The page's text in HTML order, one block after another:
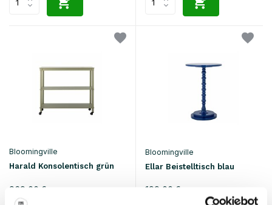
Bloomingville
Harald Konsolentisch grün
269.00 €
Inkl. MwSt.
Bloomingville
Ellar Beistelltisch blau
199.00 €